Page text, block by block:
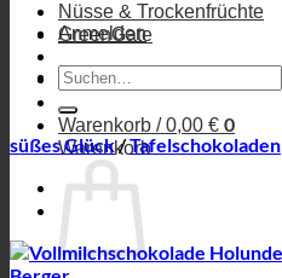
Anmelden
Warenkorb /0,00 € 0
Warenkorb
Nüsse & Trockenfrüchte
GreenGate
Suchen
nach:
süßes Glück/Tafelschokoladen